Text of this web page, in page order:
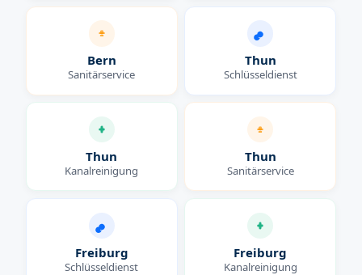
Bern
Sanitärservice
Thun
Schlüsseldienst
Thun
Kanalreinigung
Thun
Sanitärservice
Freiburg
Schlüsseldienst
Freiburg
Kanalreinigung